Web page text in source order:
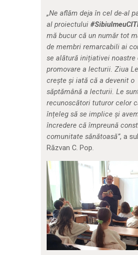
„Ne aflăm deja în cel de-al
al proiectului
mă bucur că un număr tot
de membri remarcabili ai
se alătură inițiativei noastre
promovare a lecturii. Ziua
crește și iată că a devenit o
săptămână a lecturii. Le
recunoscători tuturor celor
înțeleg să se implice și
încredere că împreună
comunitate sănătoasă”, a
Răzvan C. Pop.